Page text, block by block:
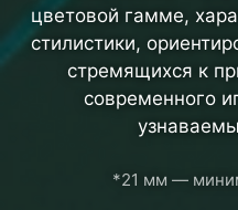
цветовой гамме,
стилистики,
стремящихся к
современного
*21 мм —